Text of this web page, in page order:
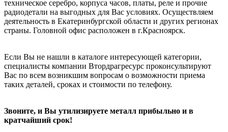
техническое серебро, корпуса часов, платы, реле и прочие
радиодетали на выгодных для Вас условиях. Осуществляем
деятельность в Екатеринбургской области и других регионах
страны. Головной офис расположен в г.Красноярск.
Если Вы не нашли в каталоге интересующей категории,
специалисты компании Втордрагресурс проконсультируют
Вас по всем возникшим вопросам о возможности приема
таких деталей, сроках и стоимости по телефону.
Звоните, и Вы утилизируете металл прибыльно и в
кратчайший срок!